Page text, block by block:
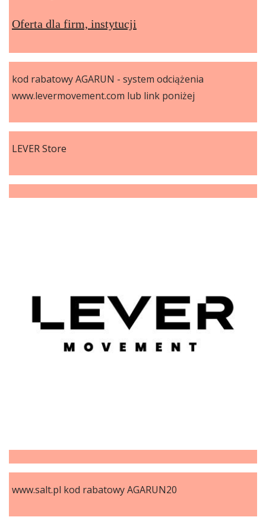
Oferta dla firm, instytucji
kod rabatowy AGARUN - system odciążenia
www.levermovement.com lub link poniżej
LEVER Store
www.salt.pl kod rabatowy AGARUN20